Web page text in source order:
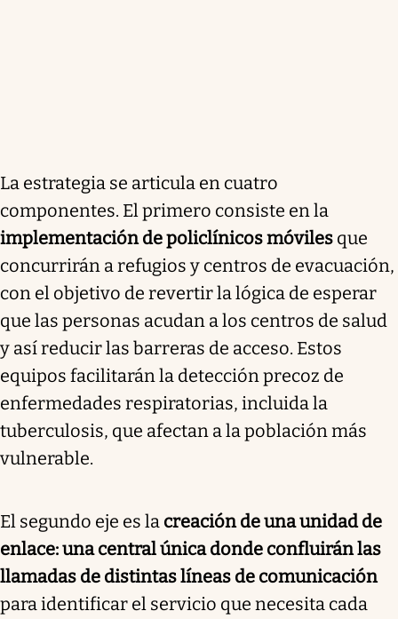
La estrategia se articula en cuatro
componentes. El primero consiste en la
implementación de policlínicos móviles que
concurrirán a refugios y centros de evacuación,
con el objetivo de revertir la lógica de esperar
que las personas acudan a los centros de salud
y así reducir las barreras de acceso. Estos
equipos facilitarán la detección precoz de
enfermedades respiratorias, incluida la
tuberculosis, que afectan a la población más
vulnerable.
El segundo eje es la creación de una unidad de
enlace: una central única donde confluirán las
llamadas de distintas líneas de comunicación
para identificar el servicio que necesita cada